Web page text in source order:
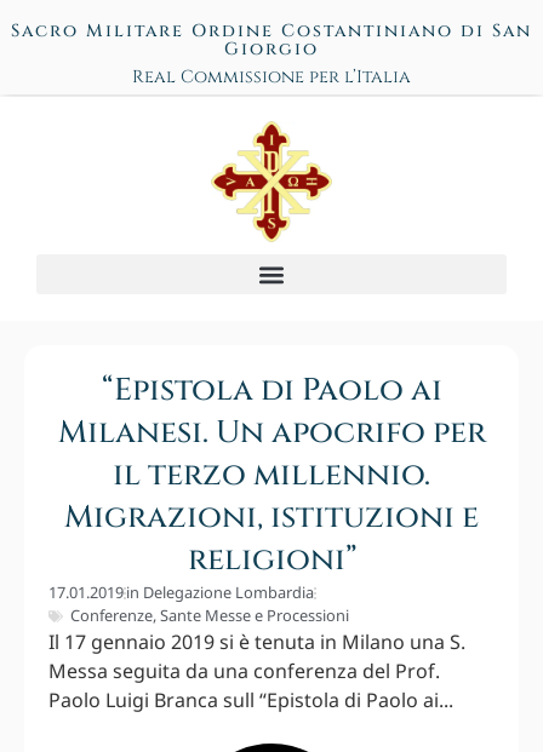
Sacro Militare Ordine Costantiniano di San
Giorgio
Real Commissione per l’Italia
“Epistola di Paolo ai
Milanesi. Un apocrifo per
il terzo millennio.
Migrazioni, istituzioni e
religioni”
17.01.2019in Delegazione Lombardia
Conferenze,Sante Messe e Processioni
Il 17 gennaio 2019 si è tenuta in Milano una S.
Messa seguita da una conferenza del Prof.
Paolo Luigi Branca sull “Epistola di Paolo ai...